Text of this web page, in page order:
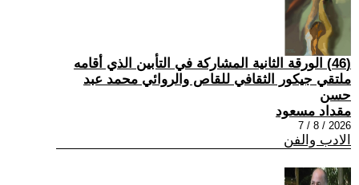
(46) الورقة الثانية المشاركة في التأبين الذي أقامه
ملتقي جيكور الثقافي للقاص والروائي محمد عبد
حسن
مقداد مسعود
2026 / 8 / 7
الادب والفن